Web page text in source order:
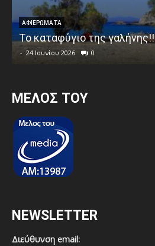
ΑΦΙΕΡΩΜΑΤΑ
Το καταφύγιο της γαλήνης!!
- 24 Ιουνίου 2026 0
MEΛΟΣ ΤΟΥ
NEWSLETTER
Διεύθυνση email: